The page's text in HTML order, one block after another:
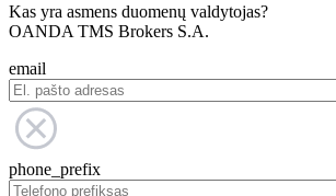
Kas yra asmens duomenų valdytojas?
OANDA TMS Brokers S.A.
email
phone_prefix